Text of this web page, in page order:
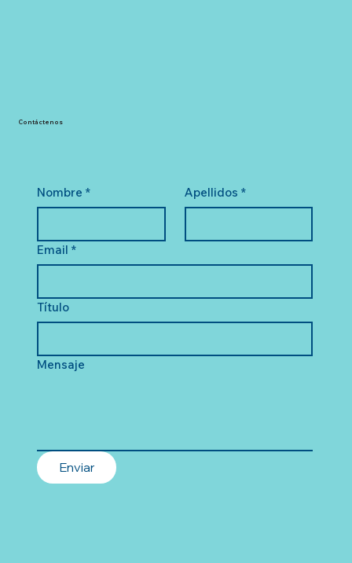
Nombre * Apellidos *
Email *
Título
Mensaje
Enviar
Contáctenos